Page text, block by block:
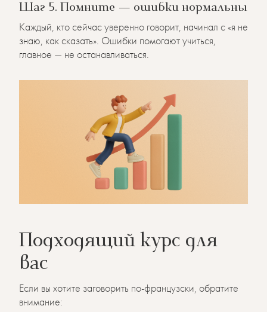
Шаг 5. Помните — ошибки нормальны
Каждый, кто сейчас уверенно говорит, начинал с «я не
знаю, как сказать». Ошибки помогают учиться,
главное — не останавливаться.
Подходящий курс для
вас
Если вы хотите заговорить по-французски, обратите
внимание: